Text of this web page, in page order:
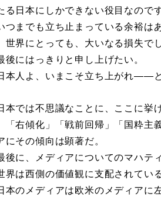
る日本にしかできない役目なのです
までも立ち止まっている余裕は
世界にとっても、大いなる損失で
にはっきりと申し上げたい。
人よ、いまこそ立ち上がれ――と
では不思議なことに、ここに挙
「右傾化」「戦前回帰」「国粋主
にその傾向は顕著だ。
に、メディアについてのマハテ
界は西側の価値観に支配されてい
のメディアは欧米のメディアに